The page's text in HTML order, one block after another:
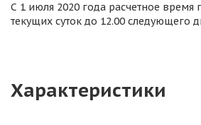
С 1 июля 2020 года расчетное время
текущих суток до 12.00 следующего
Характеристики